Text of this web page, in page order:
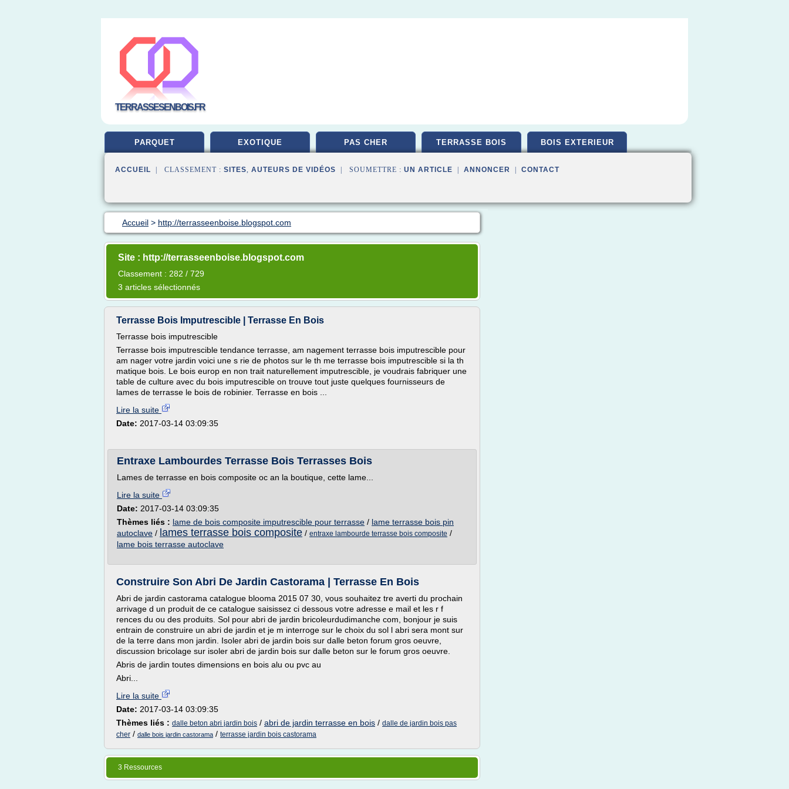
TERRASSESENBOIS.FR
PARQUET EXOTIQUE PAS CHER TERRASSE BOIS BOIS EXTERIEUR
ACCUEIL | CLASSEMENT : SITES, AUTEURS DE VIDÉOS | SOUMETTRE : UN ARTICLE ANNONCER CONTACT
Accueil > http://terrasseenboise.blogspot.com
Site : http://terrasseenboise.blogspot.com
Classement : 282 / 729
3 articles sélectionnés
Terrasse Bois Imputrescible | Terrasse En Bois
Terrasse bois imputrescible
Terrasse bois imputrescible tendance terrasse, am nagement terrasse bois imputrescible pour
am nager votre jardin voici une s rie de photos sur le th me terrasse bois imputrescible si la th
matique bois. Le bois europ en non trait naturellement imputrescible, je voudrais fabriquer une
table de culture avec du bois imputrescible on trouve tout juste quelques fournisseurs de
lames de terrasse le bois de robinier. Terrasse en bois ...
Lire la suite
Date: 2017-03-14 03:09:35
Entraxe Lambourdes Terrasse Bois Terrasses Bois
Lames de terrasse en bois composite oc an la boutique, cette lame...
Lire la suite
Date: 2017-03-14 03:09:35
Thèmes liés : lame de bois composite imputrescible pour terrasse / lame terrasse bois pin
autoclave / lames terrasse bois composite / entraxe lambourde terrasse bois composite /
lame bois terrasse autoclave
Construire Son Abri De Jardin Castorama | Terrasse En Bois
Abri de jardin castorama catalogue blooma 2015 07 30, vous souhaitez tre averti du prochain
arrivage d un produit de ce catalogue saisissez ci dessous votre adresse e mail et les r f
rences du ou des produits. Sol pour abri de jardin bricoleurdudimanche com, bonjour je suis
entrain de construire un abri de jardin et je m interroge sur le choix du sol l abri sera mont sur
de la terre dans mon jardin. Isoler abri de jardin bois sur dalle beton forum gros oeuvre,
discussion bricolage sur isoler abri de jardin bois sur dalle beton sur le forum gros oeuvre.
Abris de jardin toutes dimensions en bois alu ou pvc au
Abri...
Lire la suite
Date: 2017-03-14 03:09:35
Thèmes liés : dalle beton abri jardin bois / abri de jardin terrasse en bois / dalle de jardin bois pas
cher / dalle bois jardin castorama / terrasse jardin bois castorama
3 Ressources